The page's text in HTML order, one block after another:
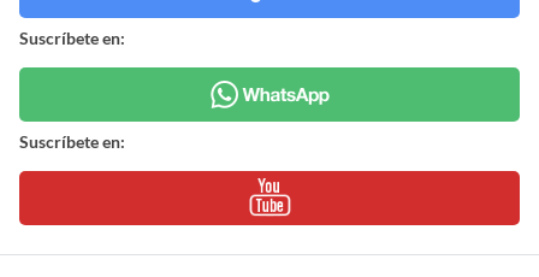
Suscríbete en:
Suscríbete en: